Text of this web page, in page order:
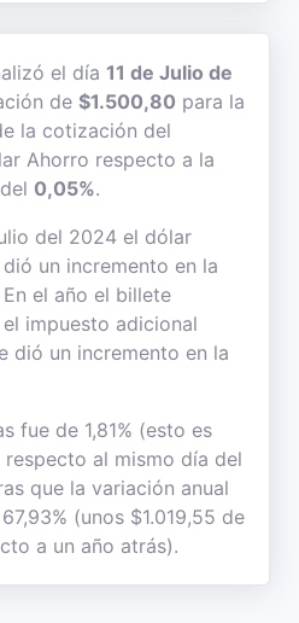
el día 11 de Julio de
de $1.500,80 para la
la cotización del
Ahorro respecto a la
0,05%.
del 2024 el dólar
un incremento en la
el año el billete
impuesto adicional
dió un incremento en la
fue de 1,81% (esto es
al mismo día del
que la variación anual
(unos $1.019,55 de
a un año atrás).